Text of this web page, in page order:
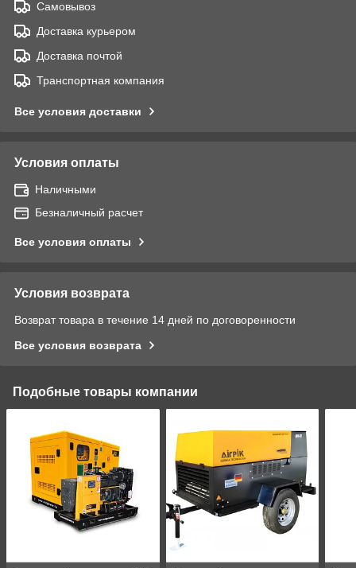
Самовывоз
Доставка курьером
Доставка почтой
Транспортная компания
Все условия доставки
Условия оплаты
Наличными
Безналичный расчет
Все условия оплаты
Условия возврата
Возврат товара в течение 14 дней по договоренности
Все условия возврата
Подобные товары компании